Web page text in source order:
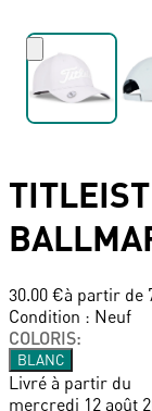
TITLEIST
30.00 €à partir de
Condition : Neuf
COLORIS:
BLANC
Livré à partir du
mercredi 12 août